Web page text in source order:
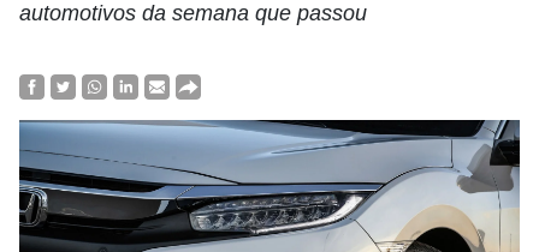
automotivos da semana que passou